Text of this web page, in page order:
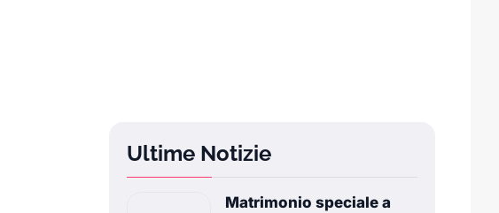
Ultime Notizie
Matrimonio speciale a